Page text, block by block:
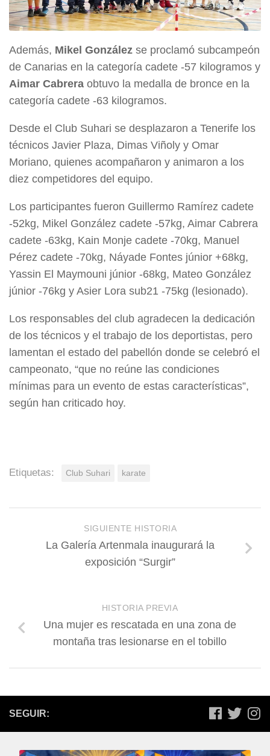
Además, Mikel González se proclamó subcampeón
de Canarias en la categoría cadete -57 kilogramos y
Aimar Cabrera obtuvo la medalla de bronce en la
categoría cadete -63 kilogramos.
Desde el Club Suhari se desplazaron a Tenerife los
técnicos Javier Plaza, Dimas Viñoly y Omar
Moriano, quienes acompañaron y animaron a los
diez competidores del equipo.
Los participantes fueron Guillermo Ramírez cadete
-52kg, Mikel González cadete -57kg, Aimar Cabrera
cadete -63kg, Kain Monje cadete -70kg, Manuel
Pérez cadete -70kg, Náyade Fontes júnior +68kg,
Yassin El Maymouni júnior -68kg, Mateo González
júnior -76kg y Asier Lora sub21 -75kg (lesionado).
Los responsables del club agradecen la dedicación
de los técnicos y el trabajo de los deportistas, pero
lamentan el estado del pabellón donde se celebró el
campeonato, “que no reúne las condiciones
mínimas para un evento de estas características”,
según han criticado hoy.
Etiquetas: Club Suhari karate
SIGUIENTE HISTORIA
La Galería Artenmala inaugurará la
exposición “Surgir”
HISTORIA PREVIA
Una mujer es rescatada en una zona de
montaña tras lesionarse en el tobillo
SEGUIR: